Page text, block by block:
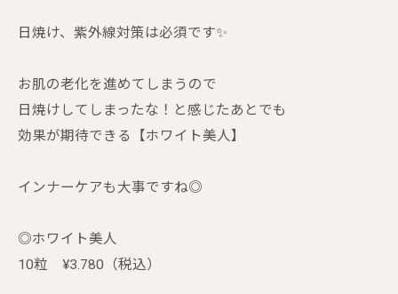
日焼け、紫外線対策は必須です✨
お肌の老化を進めてしまうので
日焼けしてしまったな！と感じたあとでも
効果が期待できる【ホワイト美人】
インナーケアも大事ですね◎
◎ホワイト美人
10粒 ¥3.780（税込）